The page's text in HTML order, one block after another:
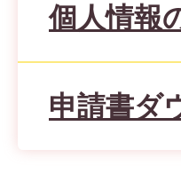
個人情報
申請書ダ